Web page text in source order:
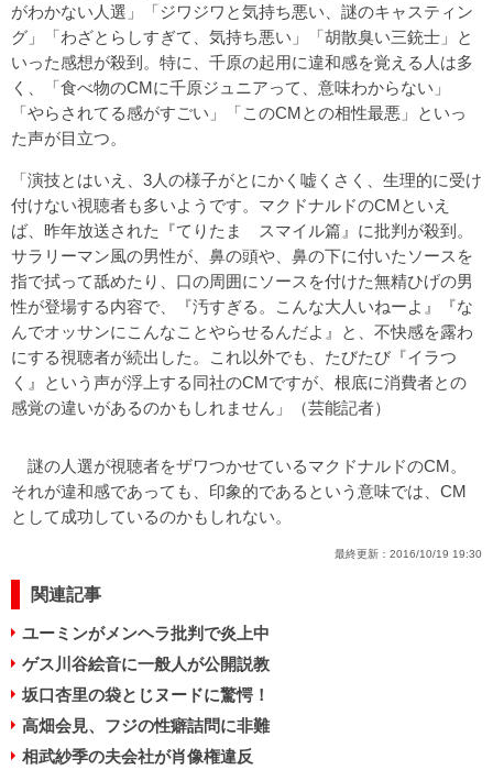
がわかない人選」「ジワジワと気持ち悪い、謎のキャスティン
グ」「わざとらしすぎて、気持ち悪い」「胡散臭い三銃士」と
いった感想が殺到。特に、千原の起用に違和感を覚える人は多
く、「食べ物のCMに千原ジュニアって、意味わからない」
「やらされてる感がすごい」「このCMとの相性最悪」といっ
た声が目立つ。
「演技とはいえ、3人の様子がとにかく嘘くさく、生理的に受け
付けない視聴者も多いようです。マクドナルドのCMといえ
ば、昨年放送された『てりたま スマイル篇』に批判が殺到。
サラリーマン風の男性が、鼻の頭や、鼻の下に付いたソースを
指で拭って舐めたり、口の周囲にソースを付けた無精ひげの男
性が登場する内容で、『汚すぎる。こんな大人いねーよ』『な
んでオッサンにこんなことやらせるんだよ』と、不快感を露わ
にする視聴者が続出した。これ以外でも、たびたび『イラつ
く』という声が浮上する同社のCMですが、根底に消費者との
感覚の違いがあるのかもしれません」（芸能記者）
謎の人選が視聴者をザワつかせているマクドナルドのCM。
それが違和感であっても、印象的であるという意味では、CM
として成功しているのかもしれない。
最終更新： 2016/10/19 19:30
関連記事
ユーミンがメンヘラ批判で炎上中
ゲス川谷絵音に一般人が公開説教
坂口杏里の袋とじヌードに驚愕！
高畑会見、フジの性癖詰問に非難
相武紗季の夫会社が肖像権違反